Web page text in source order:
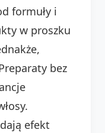
formuły i
w proszku
bez
efekt